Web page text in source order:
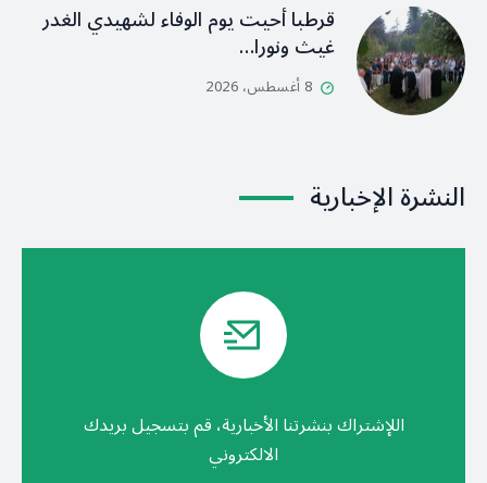
قرطبا أحيت يوم الوفاء لشهيدي الغدر
غيث ونورا…
8 أغسطس، 2026
النشرة الإخبارية
اللإشتراك بنشرتنا الأخبارية، قم بتسجيل بريدك
الالكتروني